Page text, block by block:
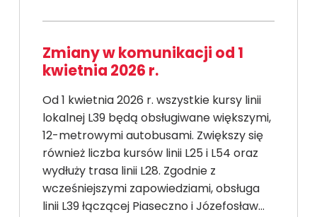
Zmiany w komunikacji od 1
kwietnia 2026 r.
Od 1 kwietnia 2026 r. wszystkie kursy linii
lokalnej L39 będą obsługiwane większymi,
12-metrowymi autobusami. Zwiększy się
również liczba kursów linii L25 i L54 oraz
wydłuży trasa linii L28. Zgodnie z
wcześniejszymi zapowiedziami, obsługa
linii L39 łączącej Piaseczno i Józefosław…